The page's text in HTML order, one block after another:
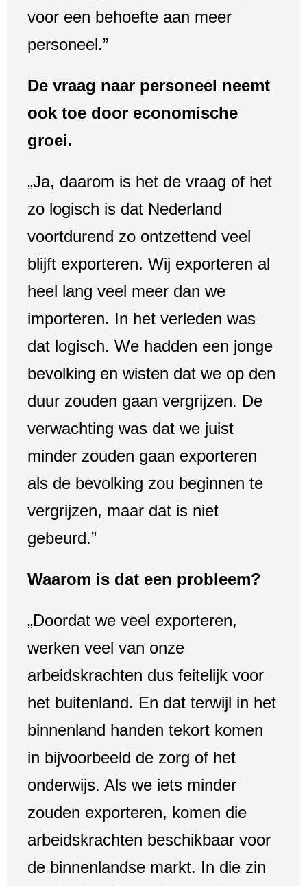
voor een behoefte aan meer
personeel.”
De vraag naar personeel neemt
ook toe door economische
groei.
„Ja, daarom is het de vraag of het
zo logisch is dat Nederland
voortdurend zo ontzettend veel
blijft exporteren. Wij exporteren al
heel lang veel meer dan we
importeren. In het verleden was
dat logisch. We hadden een jonge
bevolking en wisten dat we op den
duur zouden gaan vergrijzen. De
verwachting was dat we juist
minder zouden gaan exporteren
als de bevolking zou beginnen te
vergrijzen, maar dat is niet
gebeurd.”
Waarom is dat een probleem?
„Doordat we veel exporteren,
werken veel van onze
arbeidskrachten dus feitelijk voor
het buitenland. En dat terwijl in het
binnenland handen tekort komen
in bijvoorbeeld de zorg of het
onderwijs. Als we iets minder
zouden exporteren, komen die
arbeidskrachten beschikbaar voor
de binnenlandse markt. In die zin